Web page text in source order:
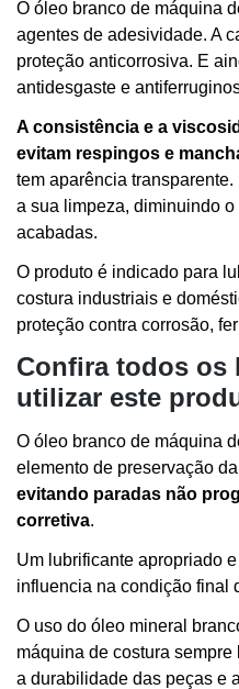
O óleo branco de máquina
agentes de adesividade. A
proteção anticorrosiva. E
antidesgaste e
A consistência e a
evitam respingos e
tem aparência
a sua limpeza, diminuindo
acabadas.
O produto é indicado para
costura industriais e
proteção contra corrosão,
Confira todos os
utilizar este
O óleo branco de máquina
elemento de preservação
evitando paradas não
corretiva.
Um lubrificante apropriado
influencia na condição final
O uso do óleo mineral
máquina de costura
a durabilidade das peças e